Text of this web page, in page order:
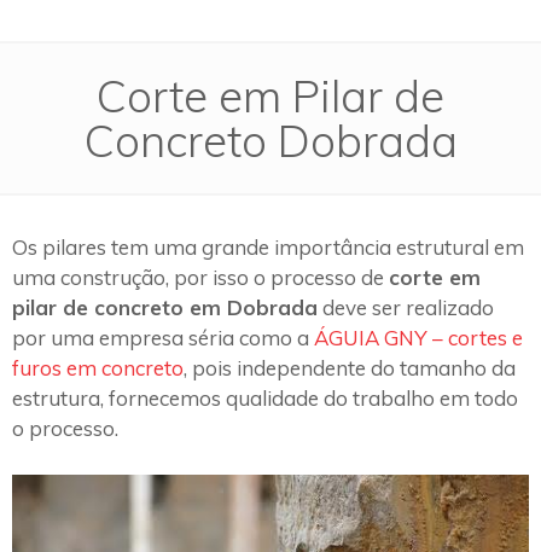
Corte em Pilar de
Concreto Dobrada
Os pilares tem uma grande importância estrutural em
uma construção, por isso o processo de corte em
pilar de concreto em Dobrada deve ser realizado
por uma empresa séria como a ÁGUIA GNY – cortes e
furos em concreto, pois independente do tamanho da
estrutura, fornecemos qualidade do trabalho em todo
o processo.